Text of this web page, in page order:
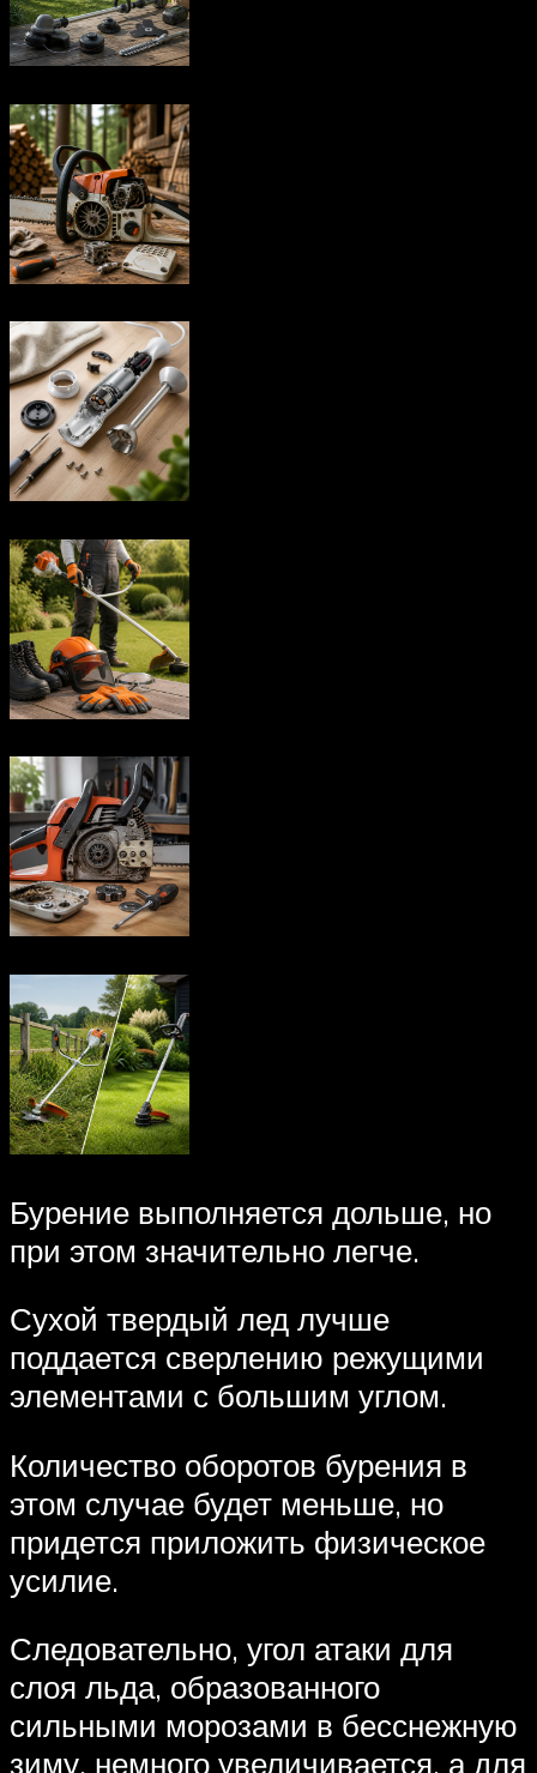
Бурение выполняется дольше, но
при этом значительно легче.
Сухой твердый лед лучше
поддается сверлению режущими
элементами с большим углом.
Количество оборотов бурения в
этом случае будет меньше, но
придется приложить физическое
усилие.
Следовательно, угол атаки для
слоя льда, образованного
сильными морозами в бесснежную
зиму, немного увеличивается, а для